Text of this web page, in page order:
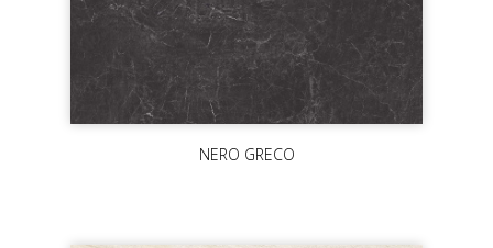
NERO GRECO